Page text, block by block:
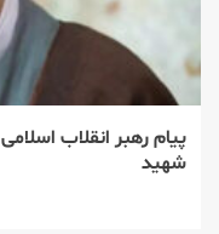
پیام رهبر انقلاب
شهید